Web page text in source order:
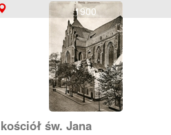
1900
kościół św. Jana